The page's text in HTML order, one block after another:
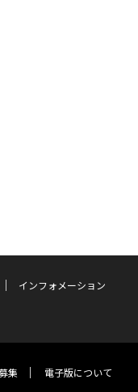
インフォメーション
集 電子版について